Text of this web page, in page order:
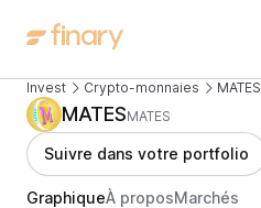
Invest Crypto-monnaies MATES
MATESMATES
Suivre dans votre portfolio
GraphiqueÀ proposMarchés